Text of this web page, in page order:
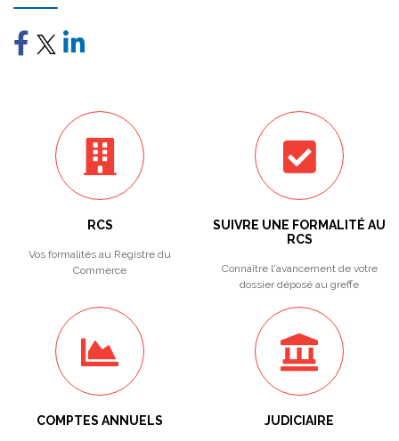
RCS
Vos formalités au Registre du
Commerce
SUIVRE UNE FORMALITÉ AU
RCS
Connaître l'avancement de votre
dossier déposé au greffe
COMPTES ANNUELS JUDICIAIRE